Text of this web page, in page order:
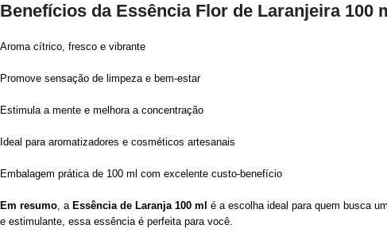
Benefícios da Essência Flor de Laranjeira 100
Aroma cítrico, fresco e vibrante
Promove sensação de limpeza e bem-estar
Estimula a mente e melhora a concentração
Ideal para aromatizadores e cosméticos artesanais
Embalagem prática de 100 ml com excelente custo-benefício
Em resumo, a Essência de Laranja 100 ml é a escolha ideal para quem busca
e estimulante, essa essência é perfeita para você.